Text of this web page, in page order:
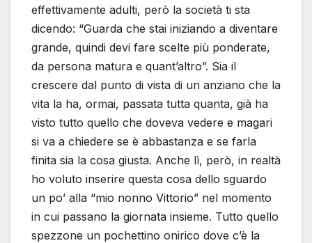
effettivamente adulti, però la società ti sta
dicendo: “Guarda che stai iniziando a diventare
grande, quindi devi fare scelte più ponderate,
da persona matura e quant’altro”. Sia il
crescere dal punto di vista di un anziano che la
vita la ha, ormai, passata tutta quanta, già ha
visto tutto quello che doveva vedere e magari
si va a chiedere se è abbastanza e se farla
finita sia la cosa giusta. Anche lì, però, in realtà
ho voluto inserire questa cosa dello sguardo
un po’ alla “mio nonno Vittorio” nel momento
in cui passano la giornata insieme. Tutto quello
spezzone un pochettino onirico dove c’è la